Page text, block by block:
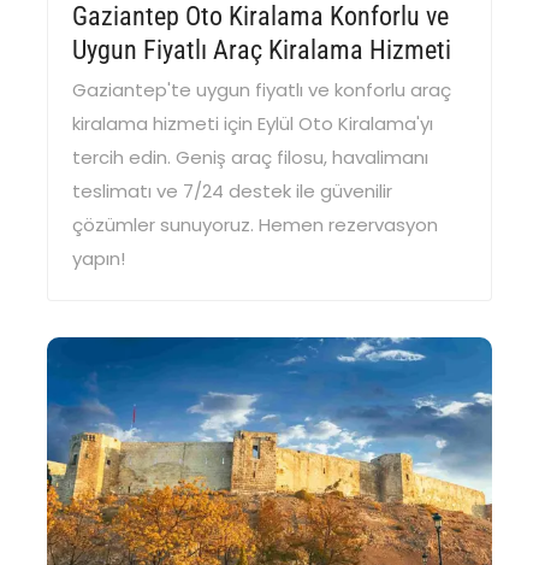
Gaziantep Oto Kiralama Konforlu ve
Uygun Fiyatlı Araç Kiralama Hizmeti
Gaziantep'te uygun fiyatlı ve konforlu araç
kiralama hizmeti için Eylül Oto Kiralama'yı
tercih edin. Geniş araç filosu, havalimanı
teslimatı ve 7/24 destek ile güvenilir
çözümler sunuyoruz. Hemen rezervasyon
yapın!